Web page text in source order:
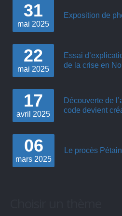
31
mai 2025
Exposition de
22
mai 2025
Essai
de la crise en
17
avril 2025
Découverte de
code devient
06
mars 2025
Le procès Pétain